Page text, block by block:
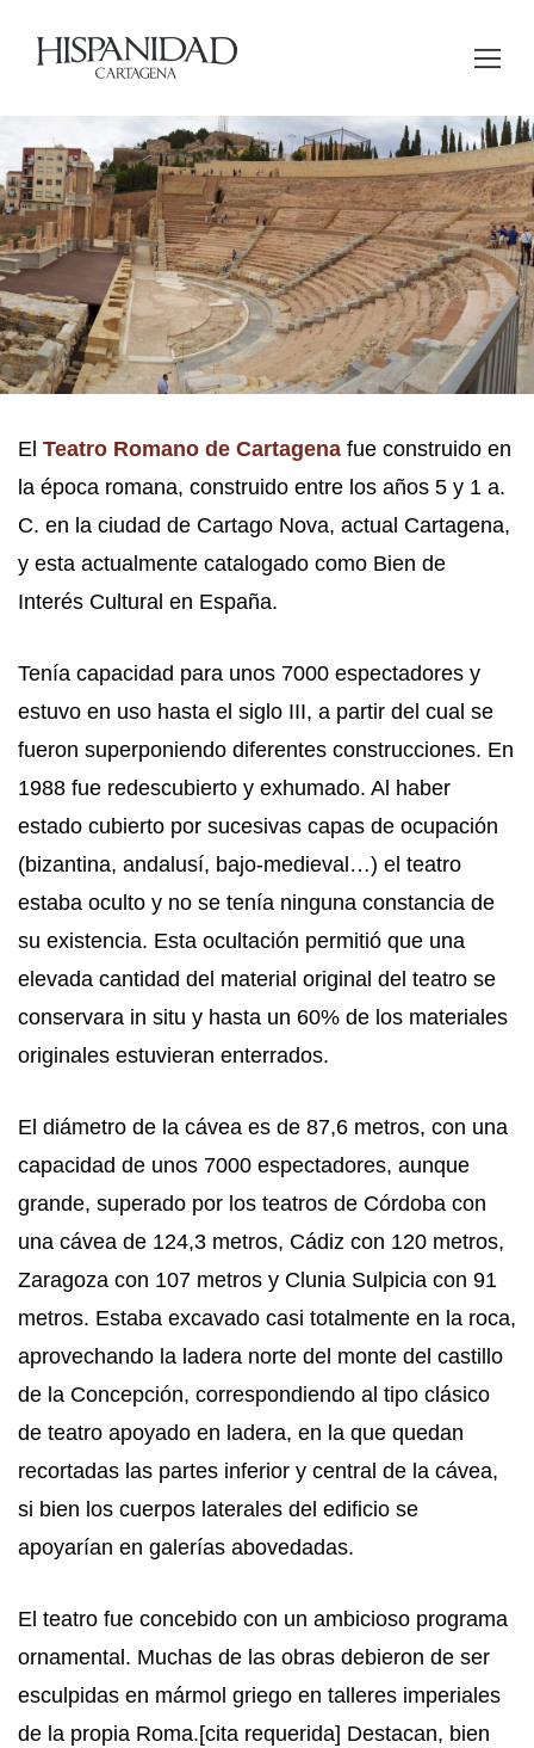
El Teatro Romano de Cartagena fue construido en
la época romana, construido entre los años 5 y 1 a.
C. en la ciudad de Cartago Nova, actual Cartagena,
y esta actualmente catalogado como Bien de
Interés Cultural en España.
Tenía capacidad para unos 7000 espectadores y
estuvo en uso hasta el siglo III, a partir del cual se
fueron superponiendo diferentes construcciones. En
1988 fue redescubierto y exhumado. Al haber
estado cubierto por sucesivas capas de ocupación
(bizantina, andalusí, bajo-medieval…) el teatro
estaba oculto y no se tenía ninguna constancia de
su existencia. Esta ocultación permitió que una
elevada cantidad del material original del teatro se
conservara in situ y hasta un 60% de los materiales
originales estuvieran enterrados.
El diámetro de la cávea es de 87,6 metros, con una
capacidad de unos 7000 espectadores, aunque
grande, superado por los teatros de Córdoba con
una cávea de 124,3 metros, Cádiz con 120 metros,
Zaragoza con 107 metros y Clunia Sulpicia con 91
metros. Estaba excavado casi totalmente en la roca,
aprovechando la ladera norte del monte del castillo
de la Concepción, correspondiendo al tipo clásico
de teatro apoyado en ladera, en la que quedan
recortadas las partes inferior y central de la cávea,
si bien los cuerpos laterales del edificio se
apoyarían en galerías abovedadas.
El teatro fue concebido con un ambicioso programa
ornamental. Muchas de las obras debieron de ser
esculpidas en mármol griego en talleres imperiales
de la propia Roma.[cita requerida] Destacan, bien